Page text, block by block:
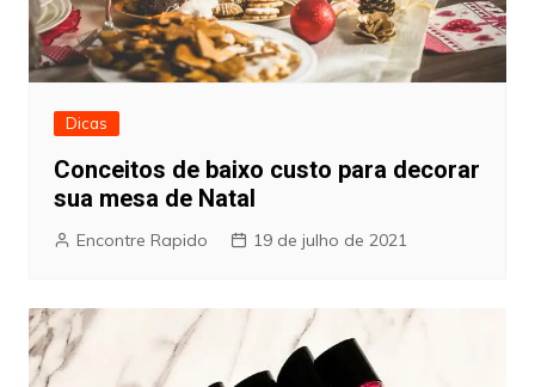
Dicas
Conceitos de baixo custo para decorar
sua mesa de Natal
Encontre Rapido 19 de julho de 2021